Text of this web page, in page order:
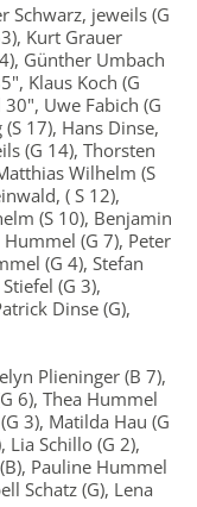
Schwarz, jeweils (G
Kurt Grauer
Günther Umbach
Klaus Koch (G
Uwe Fabich (G
17), Hans Dinse,
(G 14), Thorsten
Wilhelm (S
( S 12),
(S 10), Benjamin
(G 7), Peter
(G 4), Stefan
(G 3),
Dinse (G),
Plieninger (B 7),
6), Thea Hummel
3), Matilda Hau (G
Lia Schillo (G 2),
Pauline Hummel
Schatz (G), Lena